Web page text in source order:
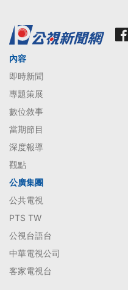
內容
即時新聞
專題策展
數位敘事
當期節目
深度報導
觀點
公廣集團
公共電視
PTS TW
公視台語台
中華電視公司
客家電視台